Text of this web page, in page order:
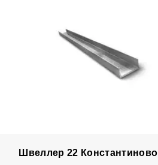
Швеллер 22 Константиново